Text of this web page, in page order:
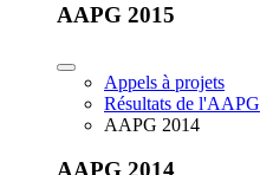
AAPG 2015
Appels à projets
Résultats de l'AAPG
AAPG 2014
AAPG 2014